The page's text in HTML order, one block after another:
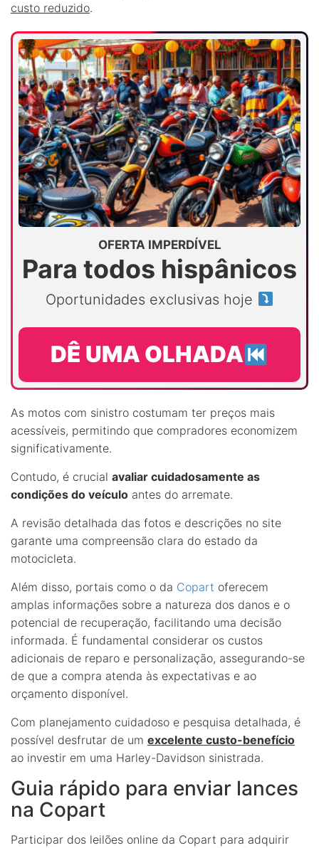
custo reduzido.
OFERTA IMPERDÍVEL
Para todos hispânicos
Oportunidades exclusivas hoje
DÊ UMA OLHADA
As motos com sinistro costumam ter preços mais
acessíveis, permitindo que compradores economizem
significativamente.
Contudo, é crucial avaliar cuidadosamente as
condições do veículo antes do arremate.
A revisão detalhada das fotos e descrições no site
garante uma compreensão clara do estado da
motocicleta.
Além disso, portais como o da Copart oferecem
amplas informações sobre a natureza dos danos e o
potencial de recuperação, facilitando uma decisão
informada. É fundamental considerar os custos
adicionais de reparo e personalização, assegurando-se
de que a compra atenda às expectativas e ao
orçamento disponível.
Com planejamento cuidadoso e pesquisa detalhada, é
possível desfrutar de um excelente custo-benefício
ao investir em uma Harley-Davidson sinistrada.
Guia rápido para enviar lances
na Copart
Participar dos leilões online da Copart para adquirir